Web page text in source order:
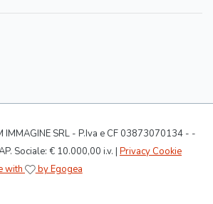
IMMAGINE SRL - P.Iva e CF 03873070134 - -
Sociale: € 10.000,00 i.v. | Privacy Cookie
with by Egogea